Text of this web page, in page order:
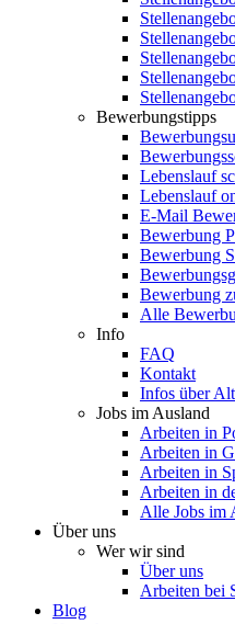
Bewerbungstipps
Lebenslauf
Lebenslauf
E-Mail
Bewerbung
Bewerbung
Bewerbung
Alle
Info
FAQ
Kontakt
Infos über
Jobs im Ausland
Arbeiten in
Arbeiten in
Arbeiten in
Arbeiten in
Alle Jobs im
Über uns
Wer wir sind
Über uns
Arbeiten bei
Blog